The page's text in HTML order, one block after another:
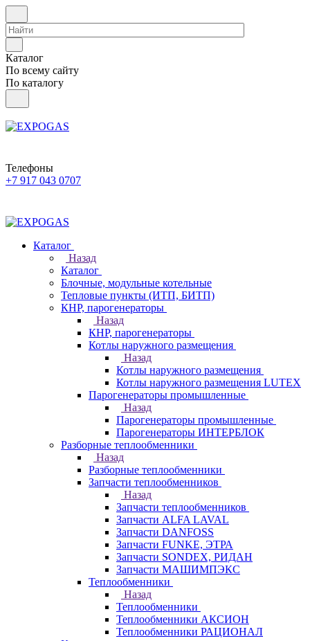
Каталог
По всему сайту
По каталогу
Телефоны
+7 917 043 0707
Каталог
Назад
Каталог
Блочные, модульные котельные
Тепловые пункты (ИТП, БИТП)
КНР, парогенераторы
Назад
КНР, парогенераторы
Котлы наружного размещения
Назад
Котлы наружного размещения
Котлы наружного размещения LUTEX
Парогенераторы промышленные
Назад
Парогенераторы промышленные
Парогенераторы ИНТЕРБЛОК
Разборные теплообменники
Назад
Разборные теплообменники
Запчасти теплообменников
Назад
Запчасти теплообменников
Запчасти ALFA LAVAL
Запчасти DANFOSS
Запчасти FUNKE, ЭТРА
Запчасти SONDEX, РИДАН
Запчасти МАШИМПЭКС
Теплообменники
Назад
Теплообменники
Теплообменники АКСИОН
Теплообменники РАЦИОНАЛ